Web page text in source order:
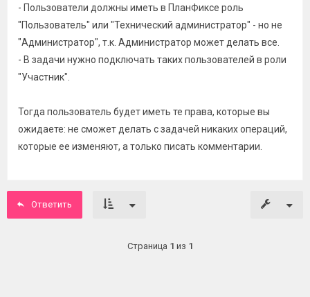
- Пользователи должны иметь в ПланФиксе роль
"Пользователь" или "Технический администратор" - но не
"Администратор", т.к. Администратор может делать все.
- В задачи нужно подключать таких пользователей в роли
"Участник".
Тогда пользователь будет иметь те права, которые вы
ожидаете: не сможет делать с задачей никаких операций,
которые ее изменяют, а только писать комментарии.
Ответить
Страница 1 из 1